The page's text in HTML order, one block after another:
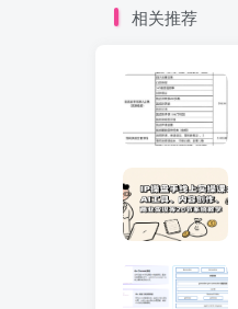
相关推荐